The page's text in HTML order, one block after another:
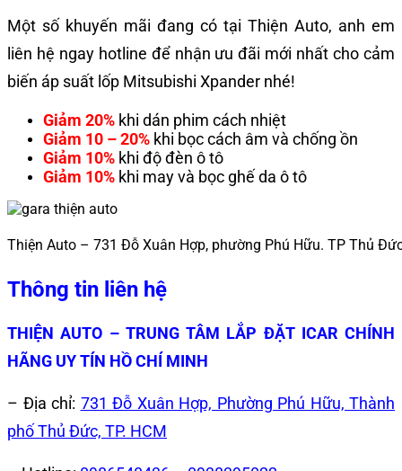
Một số khuyến mãi đang có tại Thiện Auto, anh em
liên hệ ngay hotline để nhận ưu đãi mới nhất cho cảm
biến áp suất lốp Mitsubishi Xpander nhé!
Giảm 20% khi dán phim cách nhiệt
Giảm 10 – 20% khi bọc cách âm và chống ồn
Giảm 10% khi độ đèn ô tô
Giảm 10% khi may và bọc ghế da ô tô
Thiện Auto – 731 Đỗ Xuân Hợp, phường Phú Hữu. TP Thủ
Thông tin liên hệ
THIỆN AUTO – TRUNG TÂM LẮP ĐẶT ICAR CHÍNH
HÃNG UY TÍN HỒ CHÍ MINH
– Địa chỉ: 731 Đỗ Xuân Hợp, Phường Phú Hữu, Thành
phố Thủ Đức, TP. HCM